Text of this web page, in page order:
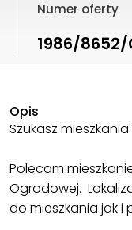
Numer oferty
1986/8652/
Opis
Szukasz
Polecam
Ogrodowej.
do mieszkania jak i